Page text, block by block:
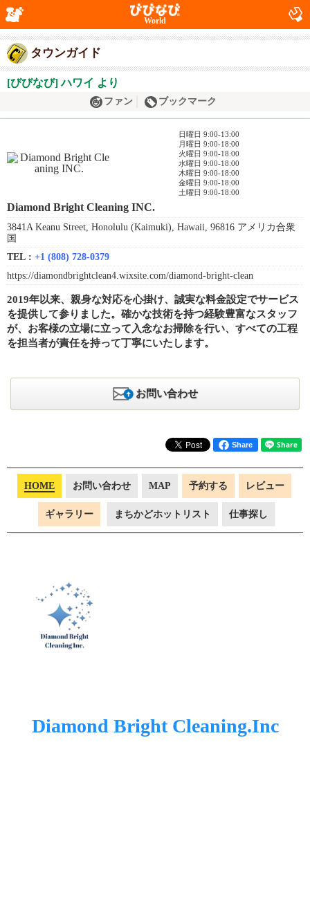
World
タウンガイド
[びびなび] ハワイ より
ファン ブックマーク
日曜日 9:00-13:00
月曜日 9:00-18:00
火曜日 9:00-18:00
水曜日 9:00-18:00
木曜日 9:00-18:00
金曜日 9:00-18:00
土曜日 9:00-18:00
Diamond Bright Cleaning INC.
3841A Keanu Street, Honolulu (Kaimuki), Hawaii, 96816 アメリカ合衆
国
TEL : +1 (808) 728-0379
https://diamondbrightclean4.wixsite.com/diamond-bright-clean
2019年以来、親身な対応を心掛け、誠実な料金設定でサービス
を提供して参りました。確かな技術を持つ経験豊富なスタッフ
が、お客様の立場に立って入念なお掃除を行い、すべての工程
を担当者が責任を持って丁寧にいたします。
お問い合わせ
Share
HOME お問い合わせ MAP 予約する レビュー
ギャラリー まちかどホットリスト 仕事探し
Diamond Bright Cleaning.Inc